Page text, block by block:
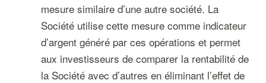
mesure similaire d’une autre société. La
Société utilise cette mesure comme indicateur
d’argent généré par ces opérations et permet
aux investisseurs de comparer la rentabilité de
la Société avec d’autres en éliminant l’effet de